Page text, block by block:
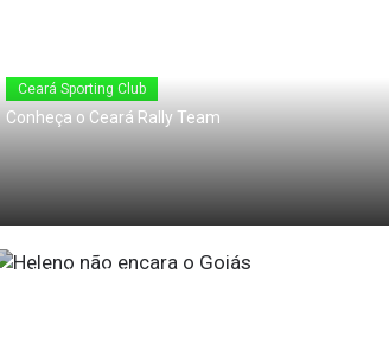
Ceará Sporting Club
Conheça o Ceará Rally Team
24 de Maio de 2010